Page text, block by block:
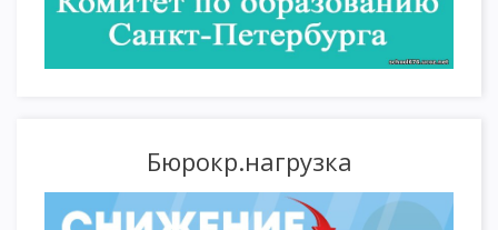
Бюрокр.нагрузка